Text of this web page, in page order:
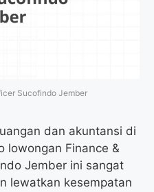
Sucofindo Jember
dan akuntansi di
lowongan Finance &
Jember ini sangat
lewatkan kesempatan